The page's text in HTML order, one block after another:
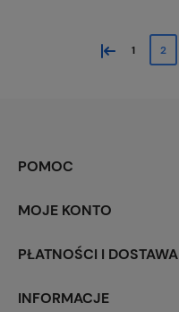
« 1 2
POMOC
MOJE KONTO
PŁATNOŚCI I DOSTAWA
INFORMACJE